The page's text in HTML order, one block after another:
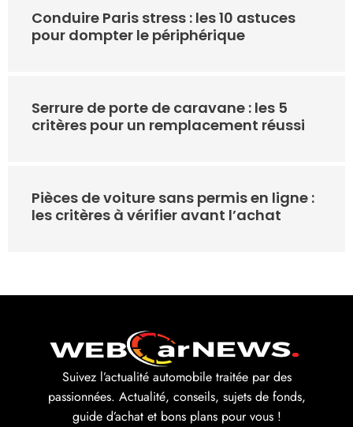
Conduire Paris stress : les 10 astuces
pour dompter le périphérique
Serrure de porte de caravane : les 5
critères pour un remplacement réussi
Pièces de voiture sans permis en ligne :
les critères à vérifier avant l’achat
Suivez l’actualité automobile traitée par des
passionnées. Actualité, conseils, sujets de fonds,
guide d’achat et bons plans pour vous !